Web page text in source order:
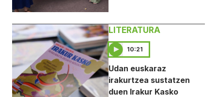
LITERATURA
10:21
Udan euskaraz
irakurtzea sustatzen
duen Irakur Kasko